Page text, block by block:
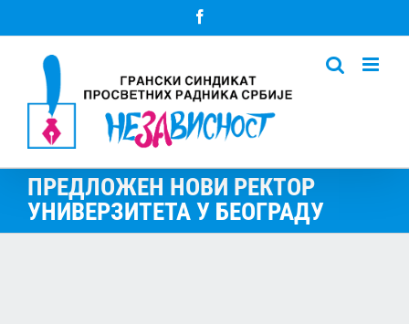
to
ПРЕДЛОЖЕН НОВИ РЕКТОР
УНИВЕРЗИТЕТА У БЕОГРАДУ